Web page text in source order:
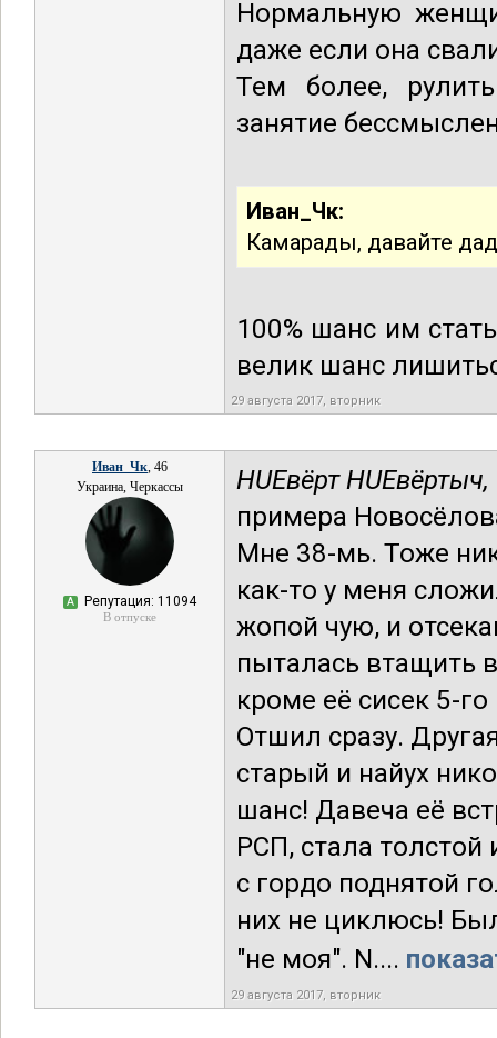
Нормальную
даже если она
Тем более,
занятие
Иван_Чк:
Камарады, давайте
100% шанс им
велик шанс
29 августа 2017, вторник
Иван_Чк, 46
Украина, Черкассы
А Репутация: 11094
В отпуске
HUEвёрт HUEвёртыч,
примера
Мне 38-мь. Тоже
как-то у меня
жопой чую, и
пыталась втащить
кроме её сисек 5-
Отшил сразу.
старый и найух
шанс! Давеча её
РСП, стала
с гордо поднятой
них не циклюсь!
"не моя". N....
29 августа 2017, вторник